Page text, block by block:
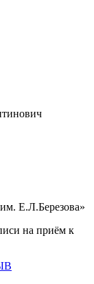
Е.Л.Березова»
на приём к